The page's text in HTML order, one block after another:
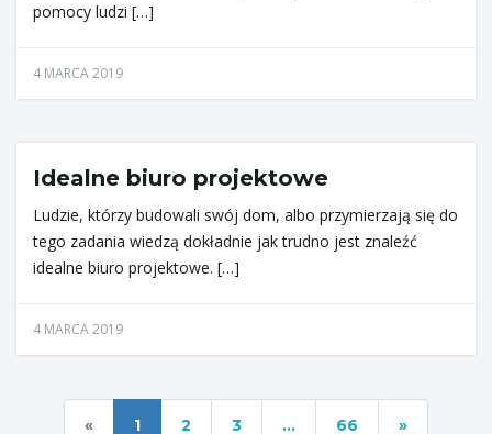
pomocy ludzi […]
4 MARCA 2019
Idealne biuro projektowe
Ludzie, którzy budowali swój dom, albo przymierzają się do
tego zadania wiedzą dokładnie jak trudno jest znaleźć
idealne biuro projektowe. […]
4 MARCA 2019
« 1 2 3 … 66 »